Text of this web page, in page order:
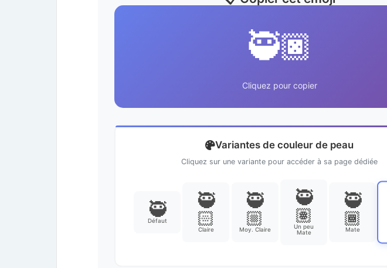
🥷🏿
Cliquez pour copier
Variantes de couleur de peau
Cliquez sur une variante pour accéder à sa page dédiée
🥷
Défaut
🥷
🏻
Claire
🥷
🏼
Moy. Claire
🥷
🏽
Un peu
Mate
🥷
🏾
Mate